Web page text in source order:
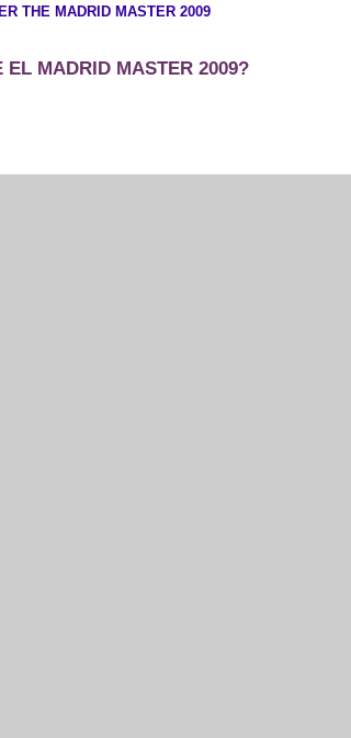
THE MADRID MASTER 2009
MADRID MASTER 2009?